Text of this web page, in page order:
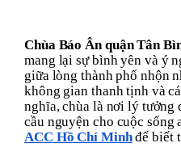
Chùa Báo Ân quận Tân
mang lại sự bình yên và ý
giữa lòng thành phố nhộn
không gian thanh tịnh và
nghĩa, chùa là nơi lý tưởng
cầu nguyện cho cuộc sống
ACC Hồ Chí Minhđể biết